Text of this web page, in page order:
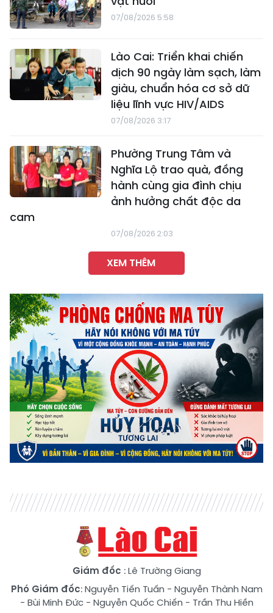
07/08/2026 5:58
Lào Cai: Triển khai chiến
dịch 90 ngày làm sạch, làm
giàu, chuẩn hóa cơ sở dữ
liệu lĩnh vực HIV/AIDS
07/08/2026 3:17
Phường Trung Tâm và
Nghĩa Lộ trao quà, đồng
hành cùng gia đình chịu
ảnh hưởng chất độc da
cam
07/08/2026 2:03
XEM THÊM
Giám đốc : Lê Trường Giang
Phó Giám đốc:Nguyễn Tiến Tuấn - Nguyễn Thành Nam
- Bùi Minh Đức- Nguyễn Quốc Chiến - Trần Thu Hiền